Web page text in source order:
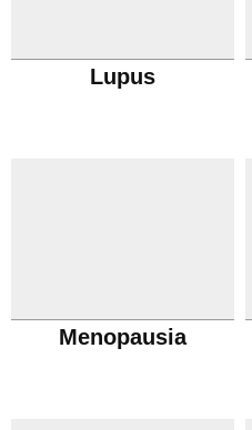
Lupus
Menopausia